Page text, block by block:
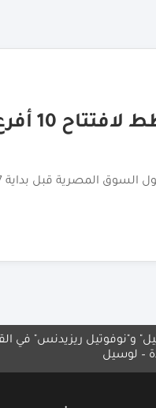
السوق المصرية قبل بداية 2027
في القاهرة